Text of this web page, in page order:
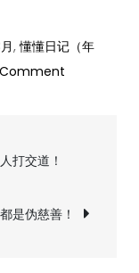
,懂懂日记（年
03-
打交道！
是伪慈善！